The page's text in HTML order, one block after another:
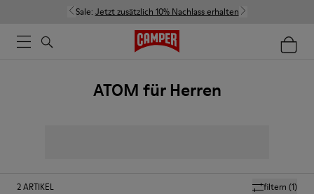
Sale: Jetzt zusätzlich 10% Nachlass erhalten
ATOM für Herren
filtern (1)
2ARTIKEL